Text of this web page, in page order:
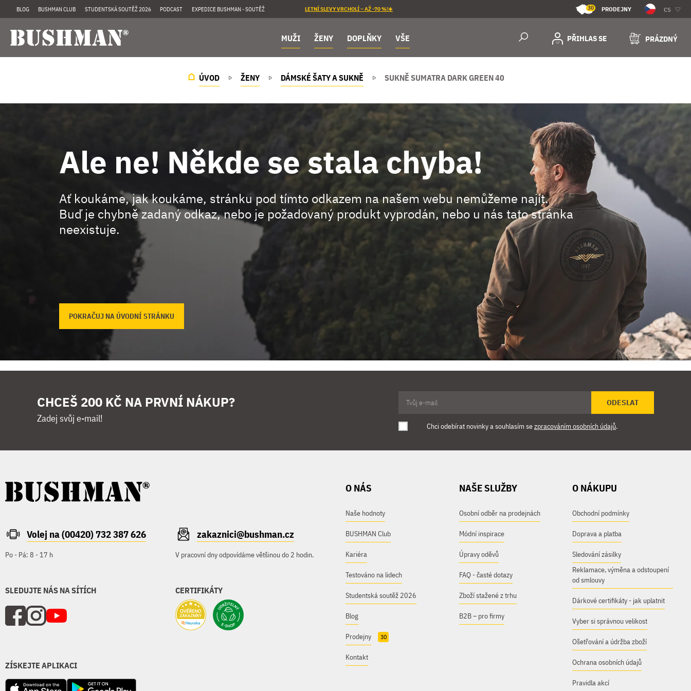
BLOG BUSHMAN CLUB STUDENTSKÁ SOUTĚŽ 2026 PODCAST EXPEDICE BUSHMAN - SOUTĚŽ LETNÍ SLEVY VRCHOLÍ – AŽ -70 %!☀️ 30 PRODEJNY CS
MUŽI ŽENY DOPLŇKY VŠE PŘIHLAS SE PRÁZDNÝ
ÚVOD ŽENY DÁMSKÉ ŠATY A SUKNĚ SUKNĚ SUMATRA DARK GREEN 40
Ale ne! Někde se stala chyba!
Ať koukáme, jak koukáme, stránku pod tímto odkazem na našem webu nemůžeme najít.
Buď je chybně zadaný odkaz, nebo je požadovaný produkt vyprodán, nebo u nás tato stránka
neexistuje.
POKRAČUJ NA ÚVODNÍ STRÁNKU
CHCEŠ 200 KČ NA PRVNÍ NÁKUP?
Zadej svůj e-mail!
ODESLAT
Chci odebírat novinky a souhlasím sezpracováním osobních údajů.
Volej na (00420) 732 387 626
Po - Pá: 8 - 17 h
zakaznici@bushman.cz
V pracovní dny odpovídáme většinou do 2 hodin.
SLEDUJTE NÁS NA SÍTÍCH CERTIFIKÁTY
ZÍSKEJTE APLIKACI
O NÁS
Naše hodnoty
BUSHMAN Club
Kariéra
Testováno na lidech
Studentská soutěž 2026
Blog
Prodejny 30
Kontakt
NAŠE SLUŽBY
Osobní odběr na prodejnách
Módní inspirace
Úpravy oděvů
FAQ - časté dotazy
Zboží stažené z trhu
B2B – pro firmy
O NÁKUPU
Obchodní podmínky
Doprava a platba
Sledování zásilky
Reklamace, výměna a odstoupení
od smlouvy
Dárkové certifikáty - jak uplatnit
Vyber si správnou velikost
Ošetřování a údržba zboží
Ochrana osobních údajů
Pravidla akcí